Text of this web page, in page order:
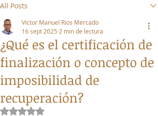
All Posts
¿Qué es el certificación de
finalización o concepto de
imposibilidad de
recuperación?
Victor Manuel Rios Mercado
16 sept 2025 2 min de lectura
Obtuvo NaN de 5 estrellas.